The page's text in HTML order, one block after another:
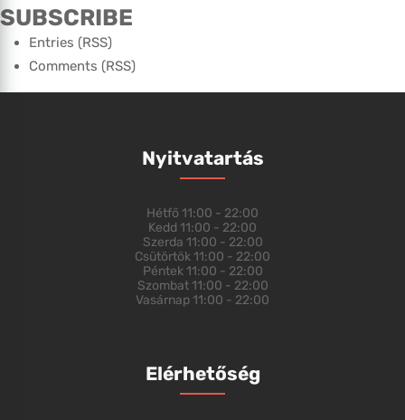
SUBSCRIBE
Entries (RSS)
Comments (RSS)
Nyitvatartás
Hétfő 11:00 - 22:00
Kedd 11:00 - 22:00
Szerda 11:00 - 22:00
Csütörtök 11:00 - 22:00
Péntek 11:00 - 22:00
Szombat 11:00 - 22:00
Vasárnap 11:00 - 22:00
Elérhetőség